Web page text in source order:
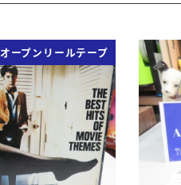
オープンリールテープ